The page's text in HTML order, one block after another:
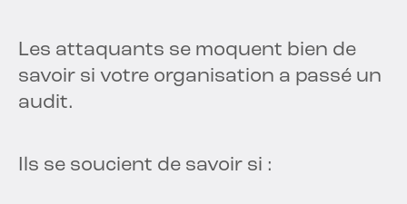
Les attaquants se moquent bien de
savoir si votre organisation a passé un
audit.
Ils se soucient de savoir si :